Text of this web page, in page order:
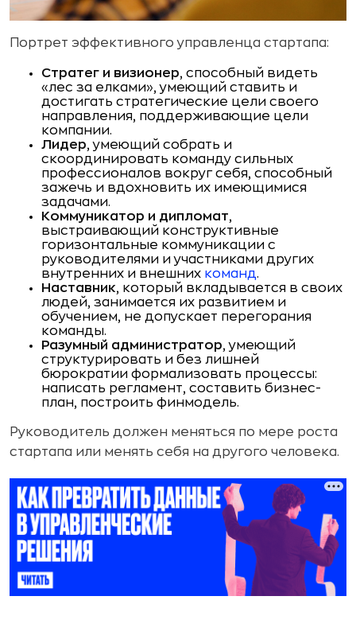
Портрет эффективного управленца стартапа:
Стратег и визионер, способный видеть
«лес за елками», умеющий ставить и
достигать стратегические цели своего
направления, поддерживающие цели
компа­нии.
Лидер, умеющий собрать и
скоординировать команду сильных
профессионалов вокруг себя, способный
за­жечь и вдохновить их имеющимися
задачами.
Коммуникатор и дипломат,
выстраивающий конструктив­ные
горизонтальные коммуникации с
руководителями и участниками других
внутренних и внешних команд.
Наставник, который вкладывается в своих
людей, зани­мается их развитием и
обучением, не допускает пере­горания
команды.
Разумный администратор, умеющий
структурировать и без лишней
бюрократии формализовать процессы:
написать регламент, составить бизнес-
план, построить финмодель.
Руководитель должен меняться по мере роста
стартапа или менять себя на другого человека.